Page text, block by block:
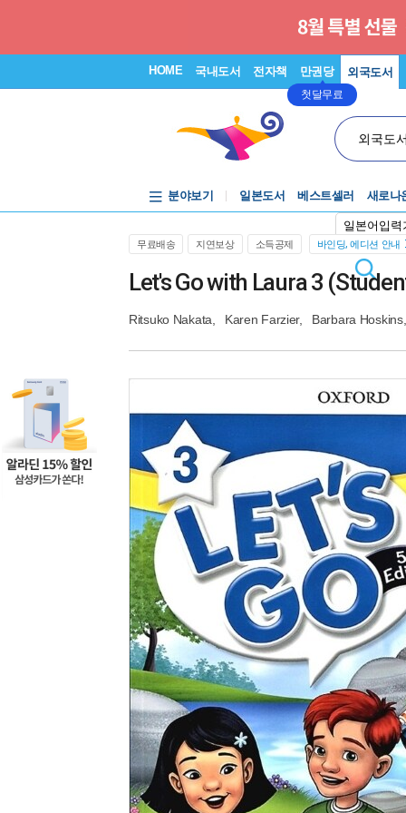
HOME 국내도서 전자책 만권당
첫달무료
외국도서
외국도
일본어입력
분야보기 일본도서 베스트셀러 새로나
무료배송 지연보상 소득공제 바인딩, 에디션 안내
Let's Go with Laura 3
Ritsuko Nakata Karen Farzier, Barbara Hoskins,